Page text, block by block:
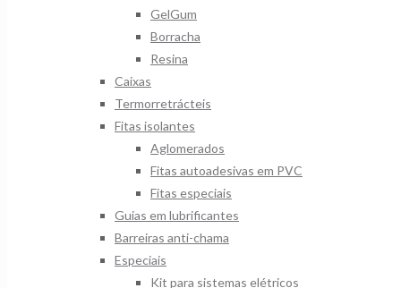
GelGum
Borracha
Resina
Caixas
Termorretrácteis
Fitas isolantes
Aglomerados
Fitas autoadesivas em PVC
Fitas especiais
Guias em lubrificantes
Barreiras anti-chama
Especiais
Kit para sistemas elétricos